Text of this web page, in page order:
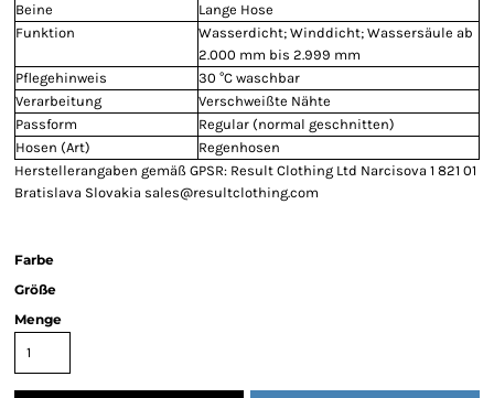
Beine
Lange Hose
Funktion
Wasserdicht; Winddicht; Wassersäule ab
2.000 mm bis 2.999 mm
Pflegehinweis
30 °C waschbar
Verarbeitung
Verschweißte Nähte
Passform
Regular (normal geschnitten)
Hosen (Art)
Regenhosen
Herstellerangaben gemäß GPSR: Result Clothing Ltd Narcisova 1 821 01
Bratislava Slovakia sales@resultclothing.com
Farbe
Größe
Menge